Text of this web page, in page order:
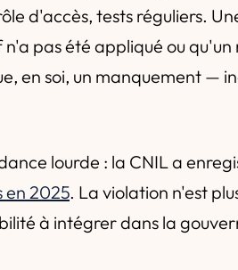
d'accès, tests réguliers.
pas été appliqué ou
en soi, un manquement —
lourde : la CNIL a
en 2025. La violation n'est
à intégrer dans la